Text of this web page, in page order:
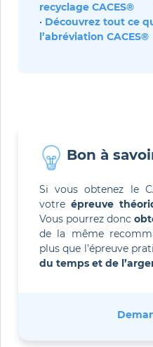
recyclage CACES®
• Découvrez tout ce
l’abréviation CACES®
Si vous obtenez le
votre épreuve
Vous pourrez donc
de la même
plus que l’épreuve
du temps et de